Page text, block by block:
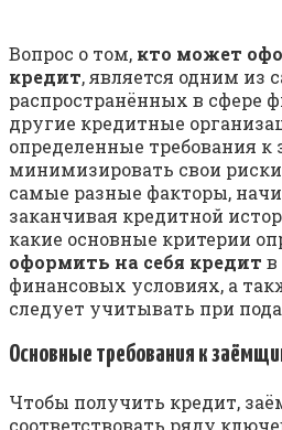
Вопрос о том, кто может
кредит, является одним из
распространённых в сфере
другие кредитные
определенные требования
минимизировать свои
самые разные факторы,
заканчивая кредитной
какие основные критерии
оформить на себя кредит в
финансовых условиях, а
следует учитывать при
Основные требования к
Чтобы получить кредит,
соответствовать ряду